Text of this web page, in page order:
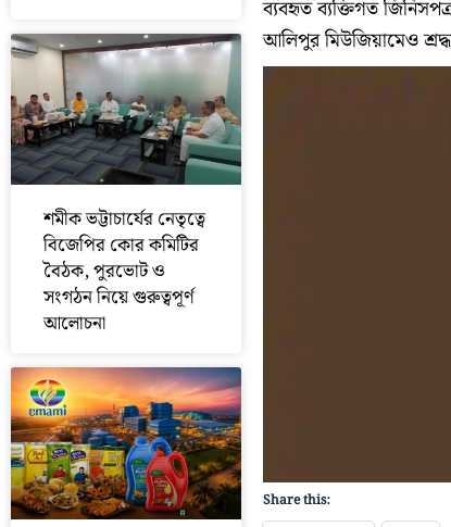
শমীক ভট্টাচার্যের নেতৃত্বে
বিজেপির কোর কমিটির
বৈঠক, পুরভোট ও
সংগঠন নিয়ে গুরুত্বপূর্ণ
আলোচনা
ব্যবহৃত ব্যক্তিগত
আলিপুর মিউজিয়ামেও
Share this: